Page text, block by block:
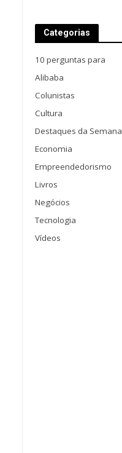
Categorias
10 perguntas para
Alibaba
Colunistas
Cultura
Destaques da Semana
Economia
Empreendedorismo
Livros
Negócios
Tecnologia
Vídeos